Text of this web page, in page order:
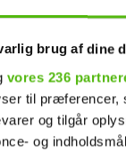
brug af dine
vores 236
til præferencer,
og tilgår
og